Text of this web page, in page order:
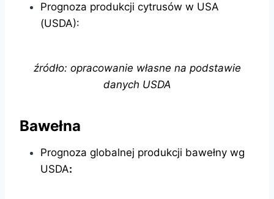
Prognoza produkcji cytrusów w USA
(USDA):
źródło: opracowanie własne na podstawie
danych USDA
Bawełna
Prognoza globalnej produkcji bawełny wg
USDA: